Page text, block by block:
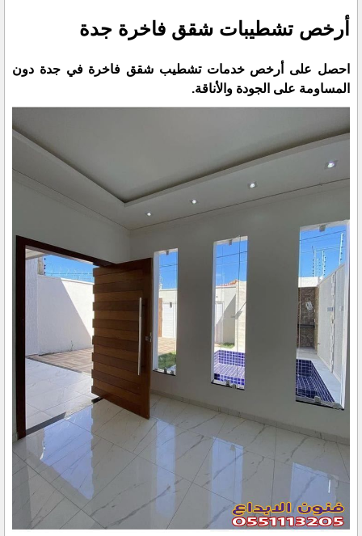
أرخص تشطيبات شقق فاخرة جدة
احصل على أرخص خدمات تشطيب شقق فاخرة في جدة دون
المساومة على الجودة والأناقة.